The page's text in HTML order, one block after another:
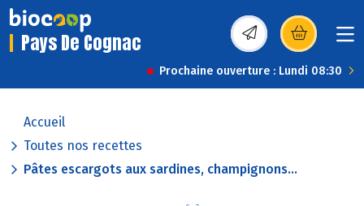
Pays De Cognac (s’ouvre dans une
Prochaine ouverture : Lundi 08:30
Accueil
Toutes nos recettes
Pâtes escargots aux sardines, champignons...